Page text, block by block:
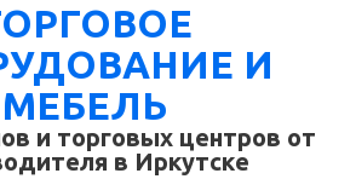
И
МЕБЕЛЬ
и торговых центров от
в Иркутске